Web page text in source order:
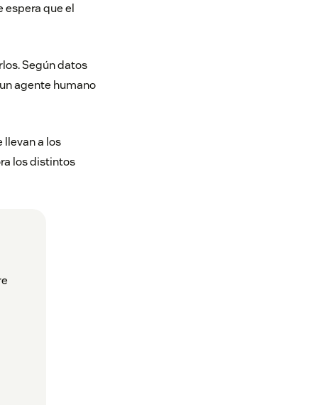
espera que el
Según datos
agente humano
llevan a los
los distintos